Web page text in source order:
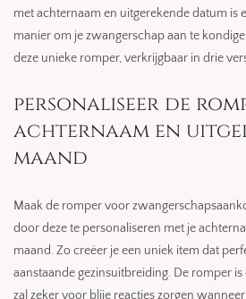
met achternaam en uitgerekende datum is
manier om je zwangerschap aan te
deze unieke romper, verkrijgbaar in drie
personaliseer de
achternaam en
maand
Maak de romper voor
door deze te personaliseren met je
maand. Zo creëer je een uniek item dat
aanstaande gezinsuitbreiding. De romper
zal zeker voor blije reacties zorgen